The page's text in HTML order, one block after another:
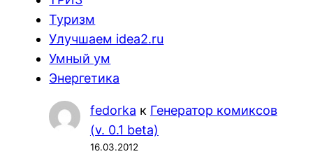
Туризм
Улучшаем idea2.ru
Умный ум
Энергетика
fedorka к Генератор комиксов
(v. 0.1 beta)
16.03.2012